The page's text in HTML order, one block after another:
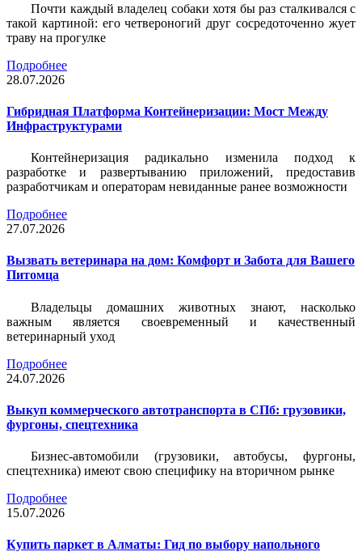
Почти каждый владелец собаки хотя бы раз сталкивался с
такой картиной: его четвероногий друг сосредоточенно жует
траву на прогулке
Подробнее
28.07.2026
Гибридная Платформа Контейнеризации: Мост Между
Инфраструктурами
Контейнеризация радикально изменила подход к
разработке и развертыванию приложений, предоставив
разработчикам и операторам невиданные ранее возможности
Подробнее
27.07.2026
Вызвать ветеринара на дом: Комфорт и Забота для Вашего
Питомца
Владельцы домашних животных знают, насколько
важным является своевременный и качественный
ветеринарный уход
Подробнее
24.07.2026
Выкуп коммерческого автотранспорта в СПб: грузовики,
фургоны, спецтехника
Бизнес-автомобили (грузовики, автобусы, фургоны,
спецтехника) имеют свою специфику на вторичном рынке
Подробнее
15.07.2026
Купить паркет в Алматы: Гид по выбору напольного